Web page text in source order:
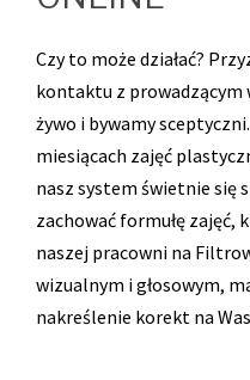
Czy to może działać?
kontaktu z prowadzącym
żywo i bywamy
miesiącach zajęć
nasz system świetnie się
zachować formułę zajęć,
naszej pracowni na
wizualnym i głosowym,
nakreślenie korekt na